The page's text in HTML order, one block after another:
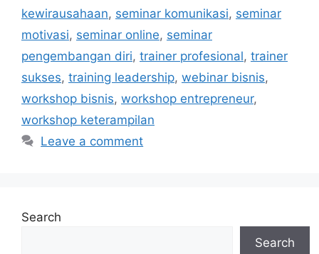
kewirausahaan, seminar komunikasi, seminar
motivasi, seminar online, seminar
pengembangan diri, trainer profesional, trainer
sukses, training leadership, webinar bisnis,
workshop bisnis, workshop entrepreneur,
workshop keterampilan
Leave a comment
Search
Search